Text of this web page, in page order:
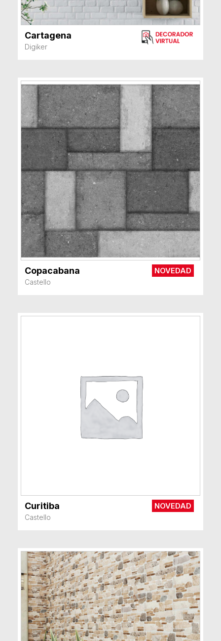
Cartagena
Digiker
Copacabana
Castello
NOVEDAD
Curitiba
Castello
NOVEDAD